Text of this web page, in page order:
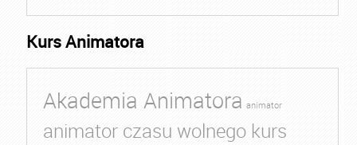
Kurs Animatora
Akademia Animatora animator
animator czasu wolnego kurs